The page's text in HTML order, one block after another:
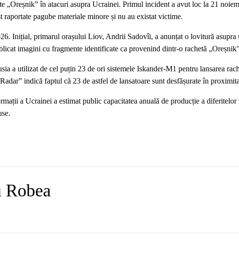
„Oreșnik” în atacuri asupra Ucrainei. Primul incident a avut loc la 21
pagube materiale minore și nu au existat victime.
Inițial, primarul orașului Liov, Andrii Sadovîi, a anunțat o lovitură
imagini cu fragmente identificate ca provenind dintr-o rachetă
a utilizat de cel puțin 23 de ori sistemele Iskander-M1 pentru lansarea
indică faptul că 23 de astfel de lansatoare sunt desfășurate în
a Ucrainei a estimat public capacitatea anuală de producție a diferitelor